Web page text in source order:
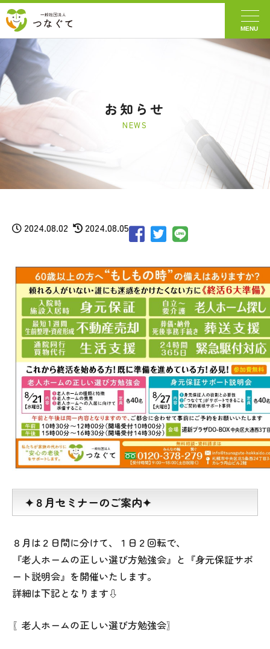
MENU
お知らせ
2024.08.02 2024.08.05
✦８月セミナーのご案内✦
８月は２日間に分けて、１日２回転で、
『老人ホームの正しい選び方勉強会』と『身元保証サポ
ート説明会』を開催いたします。
詳細は下記となります⇩
〖老人ホームの正しい選び方勉強会〗